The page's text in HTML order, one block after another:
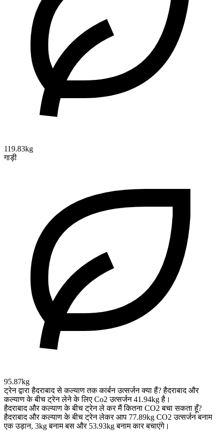
119.83kg
गाड़ी
95.87kg
ट्रेन द्वारा हैदराबाद से कल्याण तक कार्बन उत्सर्जन क्या हैं? हैदराबाद और
कल्याण के बीच ट्रेन लेने के लिए Co2 उत्सर्जन 41.94kg है।
हैदराबाद और कल्याण के बीच ट्रेन ले कर मैं कितना CO2 बचा सकता हूँ?
हैदराबाद और कल्याण के बीच ट्रेन लेकर आप 77.89kg CO2 उत्सर्जन बनाम
एक उड़ान, 3kg बनाम बस और 53.93kg बनाम कार बचाएंगे।